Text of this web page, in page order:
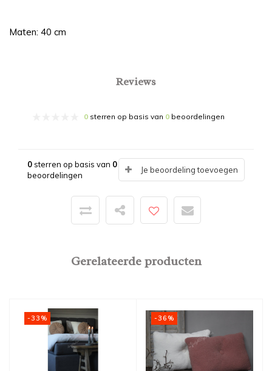
Maten: 40 cm
Reviews
0 sterren op basis van 0 beoordelingen
0sterren op basis van 0
beoordelingen
Je beoordeling toevoegen
Gerelateerde producten
-33% -36%